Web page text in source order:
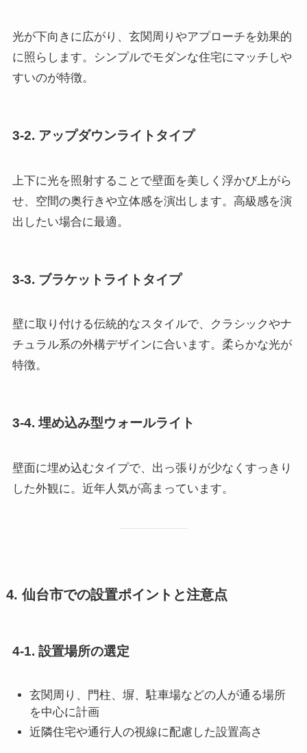
光が下向きに広がり、玄関周りやアプローチを効果的
に照らします。シンプルでモダンな住宅にマッチしや
すいのが特徴。
3-2. アップダウンライトタイプ
上下に光を照射することで壁面を美しく浮かび上がら
せ、空間の奥行きや立体感を演出します。高級感を演
出したい場合に最適。
3-3. ブラケットライトタイプ
壁に取り付ける伝統的なスタイルで、クラシックやナ
チュラル系の外構デザインに合います。柔らかな光が
特徴。
3-4. 埋め込み型ウォールライト
壁面に埋め込むタイプで、出っ張りが少なくすっきり
した外観に。近年人気が高まっています。
4. 仙台市での設置ポイントと注意点
4-1. 設置場所の選定
玄関周り、門柱、塀、駐車場などの人が通る場所
を中心に計画
近隣住宅や通行人の視線に配慮した設置高さ